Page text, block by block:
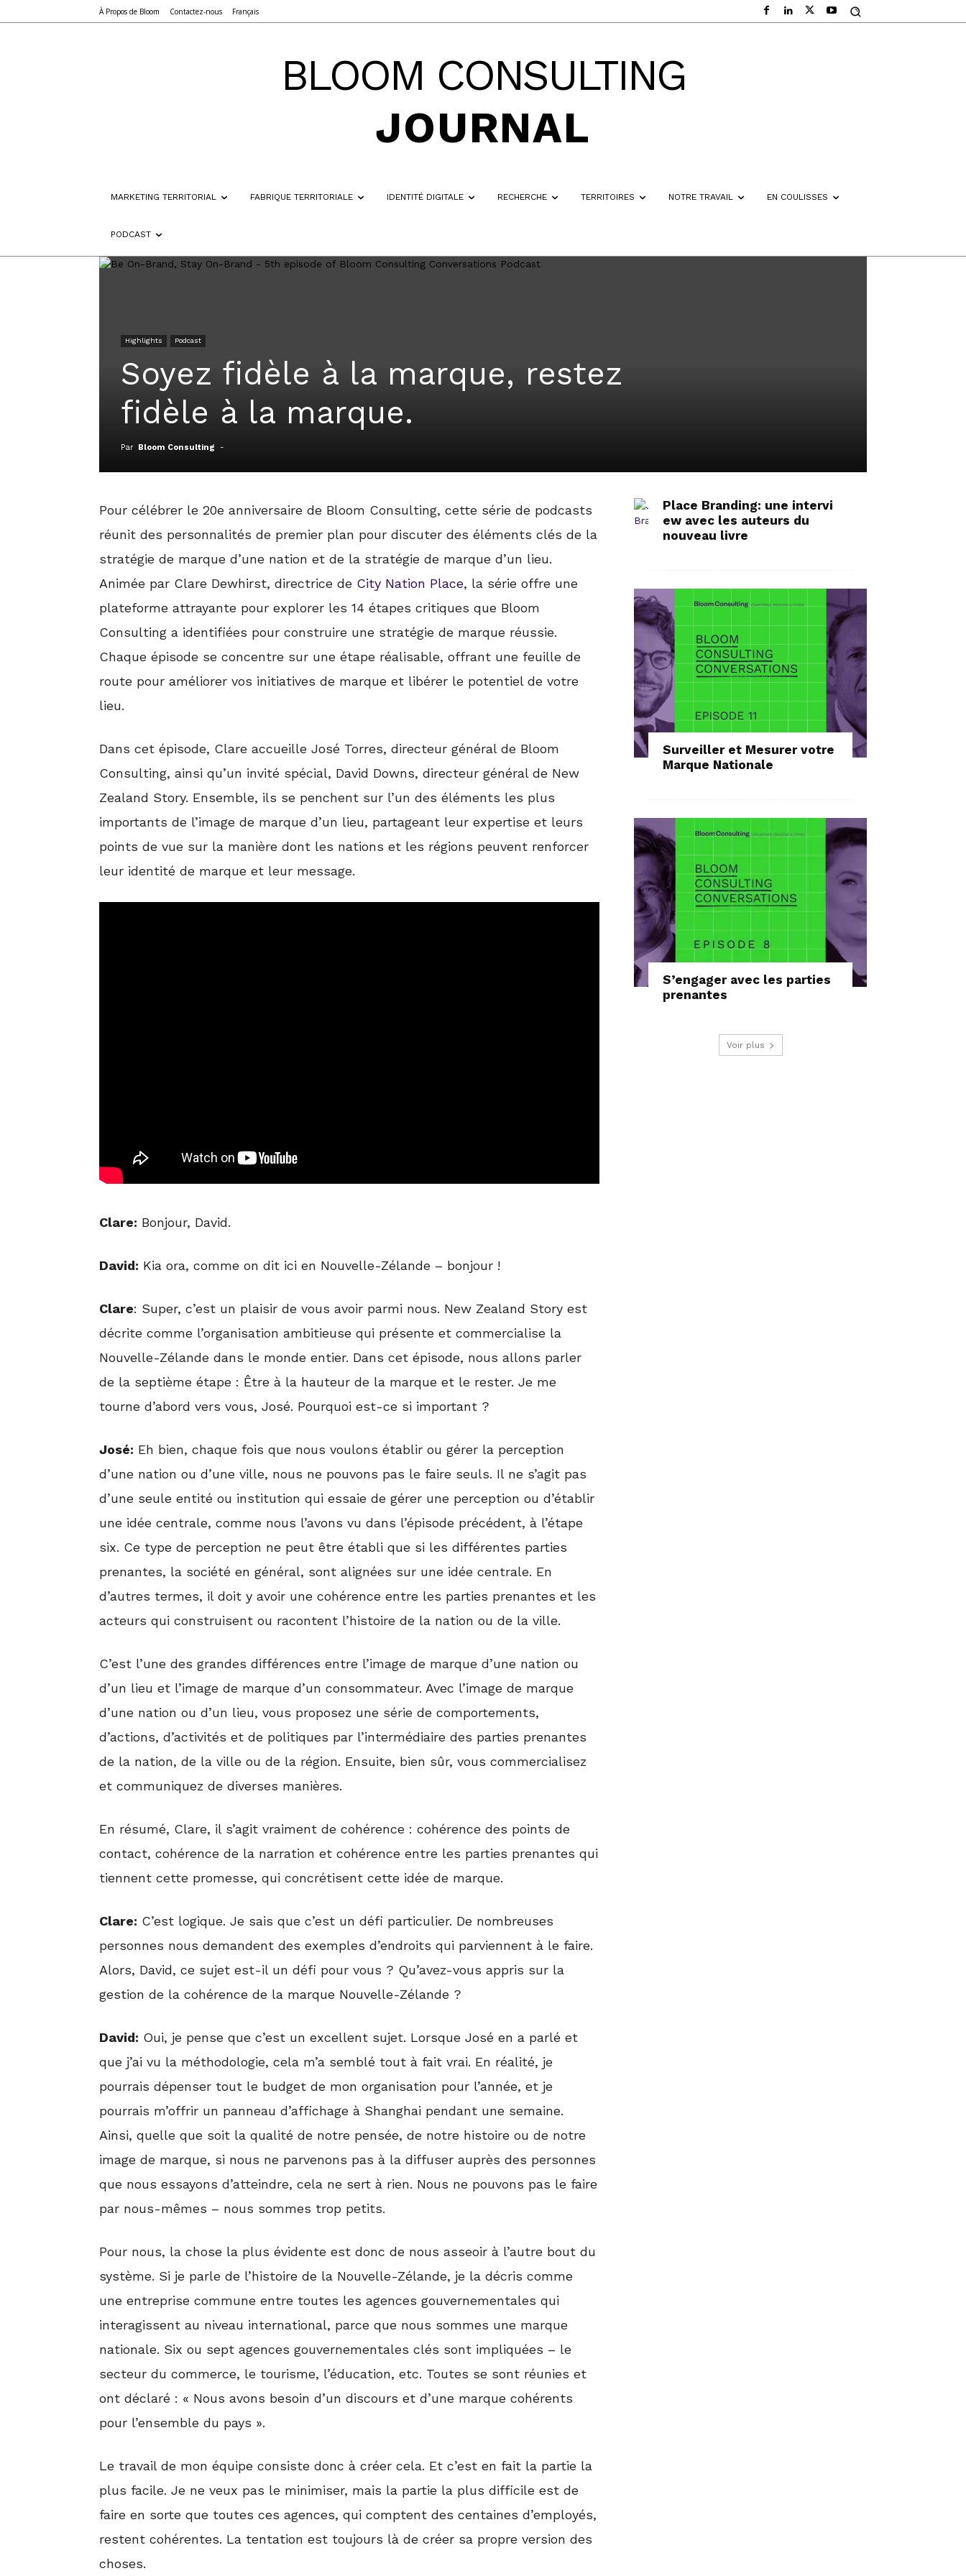
À Propos de Bloom Contactez-nous Français
BLOOM CONSULTING
JOURNAL
MARKETING TERRITORIAL FABRIQUE TERRITORIALE IDENTITÉ DIGITALE RECHERCHE TERRITOIRES NOTRE TRAVAIL EN COULISSES
PODCAST
Highlights Podcast
Soyez fidèle à la marque, restez
fidèle à la marque.
Par Bloom Consulting -
Pour célébrer le 20e anniversaire de Bloom Consulting, cette série de podcasts
réunit des personnalités de premier plan pour discuter des éléments clés de la
stratégie de marque d’une nation et de la stratégie de marque d’un lieu.
Animée par Clare Dewhirst, directrice de City Nation Place, la série offre une
plateforme attrayante pour explorer les 14 étapes critiques que Bloom
Consulting a identifiées pour construire une stratégie de marque réussie.
Chaque épisode se concentre sur une étape réalisable, offrant une feuille de
route pour améliorer vos initiatives de marque et libérer le potentiel de votre
lieu.
Dans cet épisode, Clare accueille José Torres, directeur général de Bloom
Consulting, ainsi qu’un invité spécial, David Downs, directeur général de New
Zealand Story. Ensemble, ils se penchent sur l’un des éléments les plus
importants de l’image de marque d’un lieu, partageant leur expertise et leurs
points de vue sur la manière dont les nations et les régions peuvent renforcer
leur identité de marque et leur message.
Clare: Bonjour, David.
David: Kia ora, comme on dit ici en Nouvelle-Zélande – bonjour !
Clare: Super, c’est un plaisir de vous avoir parmi nous. New Zealand Story est
décrite comme l’organisation ambitieuse qui présente et commercialise la
Nouvelle-Zélande dans le monde entier. Dans cet épisode, nous allons parler
de la septième étape : Être à la hauteur de la marque et le rester. Je me
tourne d’abord vers vous, José. Pourquoi est-ce si important ?
José: Eh bien, chaque fois que nous voulons établir ou gérer la perception
d’une nation ou d’une ville, nous ne pouvons pas le faire seuls. Il ne s’agit pas
d’une seule entité ou institution qui essaie de gérer une perception ou d’établir
une idée centrale, comme nous l’avons vu dans l’épisode précédent, à l’étape
six. Ce type de perception ne peut être établi que si les différentes parties
prenantes, la société en général, sont alignées sur une idée centrale. En
d’autres termes, il doit y avoir une cohérence entre les parties prenantes et les
acteurs qui construisent ou racontent l’histoire de la nation ou de la ville.
C’est l’une des grandes différences entre l’image de marque d’une nation ou
d’un lieu et l’image de marque d’un consommateur. Avec l’image de marque
d’une nation ou d’un lieu, vous proposez une série de comportements,
d’actions, d’activités et de politiques par l’intermédiaire des parties prenantes
de la nation, de la ville ou de la région. Ensuite, bien sûr, vous commercialisez
et communiquez de diverses manières.
En résumé, Clare, il s’agit vraiment de cohérence : cohérence des points de
contact, cohérence de la narration et cohérence entre les parties prenantes qui
tiennent cette promesse, qui concrétisent cette idée de marque.
Clare: C’est logique. Je sais que c’est un défi particulier. De nombreuses
personnes nous demandent des exemples d’endroits qui parviennent à le faire.
Alors, David, ce sujet est-il un défi pour vous ? Qu’avez-vous appris sur la
gestion de la cohérence de la marque Nouvelle-Zélande ?
David: Oui, je pense que c’est un excellent sujet. Lorsque José en a parlé et
que j’ai vu la méthodologie, cela m’a semblé tout à fait vrai. En réalité, je
pourrais dépenser tout le budget de mon organisation pour l’année, et je
pourrais m’offrir un panneau d’affichage à Shanghai pendant une semaine.
Ainsi, quelle que soit la qualité de notre pensée, de notre histoire ou de notre
image de marque, si nous ne parvenons pas à la diffuser auprès des personnes
que nous essayons d’atteindre, cela ne sert à rien. Nous ne pouvons pas le faire
par nous-mêmes – nous sommes trop petits.
Pour nous, la chose la plus évidente est donc de nous asseoir à l’autre bout du
système. Si je parle de l’histoire de la Nouvelle-Zélande, je la décris comme
une entreprise commune entre toutes les agences gouvernementales qui
interagissent au niveau international, parce que nous sommes une marque
nationale. Six ou sept agences gouvernementales clés sont impliquées – le
secteur du commerce, le tourisme, l’éducation, etc. Toutes se sont réunies et
ont déclaré : « Nous avons besoin d’un discours et d’une marque cohérents
pour l’ensemble du pays ».
Le travail de mon équipe consiste donc à créer cela. Et c’est en fait la partie la
plus facile. Je ne veux pas le minimiser, mais la partie la plus difficile est de
faire en sorte que toutes ces agences, qui comptent des centaines d’employés,
restent cohérentes. La tentation est toujours là de créer sa propre version des
choses.
Place Branding: une intervi
ew avec les auteurs du
nouveau livre
Surveiller et Mesurer votre
Marque Nationale
S’engager avec les parties
prenantes
Voir plus